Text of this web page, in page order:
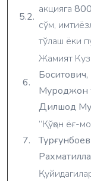
5.2.
акцияга 800
сўм,
тўлаш ёки
6.
Жамият
Муроджон
Дилшод
7.
”Қўқон ёғ-